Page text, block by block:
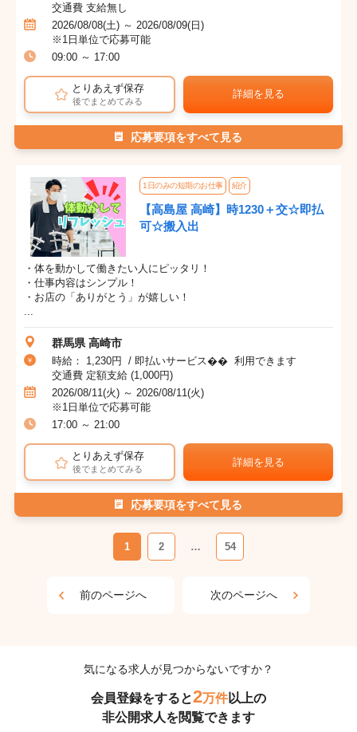
交通費 支給無し
2026/08/08(土) ～ 2026/08/09(日)
※1日単位で応募可能
09:00 ～ 17:00
とりあえず保存
後でまとめてみる
詳細を見る
応募要項をすべて見る
1日のみの短期のお仕事 紹介
【高島屋 高崎】時1230＋交☆即払
可☆搬入出
・体を動かして働きたい人にピッタリ！
・仕事内容はシンプル！
・お店の「ありがとう」が嬉しい！
...
群馬県 高崎市
時給： 1,230円 / 即払いサービス�� 利用できます
交通費 定額支給 (1,000円)
2026/08/11(火) ～ 2026/08/11(火)
※1日単位で応募可能
17:00 ～ 21:00
とりあえず保存
後でまとめてみる
詳細を見る
応募要項をすべて見る
1 2 … 54
前のページへ 次のページへ
気になる求人が見つからないですか？
会員登録をすると2万件以上の
非公開求人を閲覧できます